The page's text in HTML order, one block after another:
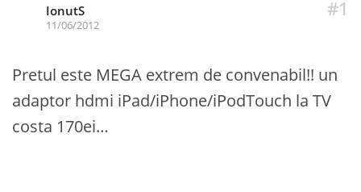
#1
IonutS
11/06/2012
Pretul este MEGA extrem de convenabil!! un
adaptor hdmi iPad/iPhone/iPodTouch la TV
costa 170ei…